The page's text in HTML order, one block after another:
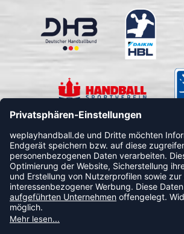
FOLLOW US